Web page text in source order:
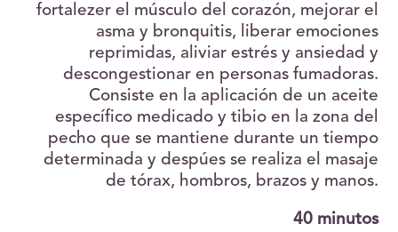
fortalezer el músculo del corazón, mejorar el
asma y bronquitis, liberar emociones
reprimidas, aliviar estrés y ansiedad y
descongestionar en personas fumadoras.
Consiste en la aplicación de un aceite
específico medicado y tibio en la zona del
pecho que se mantiene durante un tiempo
determinada y despúes se realiza el masaje
de tórax, hombros, brazos y manos.
40 minutos